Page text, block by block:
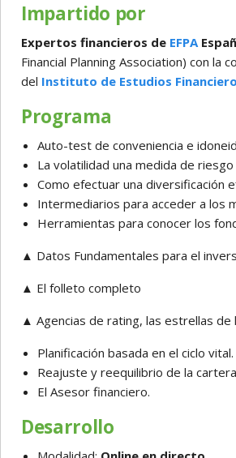
Impartido por
Expertos financieros de EFPA
Financial Planning Association) con la
del Instituto de Estudios
Programa
Auto-test de conveniencia e
La volatilidad una medida de riesgo
Como efectuar una diversificación
Intermediarios para acceder a los
Herramientas para conocer los
▲ Datos Fundamentales para el
▲ El folleto completo
▲ Agencias de rating, las estrellas de
Planificación basada en el ciclo vital.
Reajuste y reequilibrio de la
El Asesor financiero.
Desarrollo